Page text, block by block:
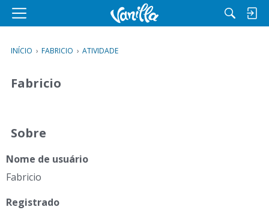
M
n
u
INÍCIO › FABRICIO › ATIVIDADE
Fabricio
Sobre
Nome de usuário
Fabricio
Registrado